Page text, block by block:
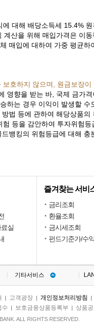
대해 배당소득세 15.4%
산을 위해 매입가격은 이
매입에 대하여 가중 평균
호하지 않으며, 원금보장이
영향을 받는 바, 국제 금가
하는 경우 이익이 발생할 수
법 등에 관하여 해당상품
험 등을 감안하여 투자위험
뱅킹의 위험등급에 대해
실
즐겨찾는 서비
금리조회
환율조회
금시세조회
펀드기준가/수
기타서비스
| 고객광장| 개인정보처리방침
수 | 보호금융상품등록부 | 상품
ALL RIGHTS RESERVED.